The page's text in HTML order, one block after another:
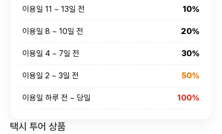
이용일 11 ~ 13일 전 10%
이용일 8 ~ 10일 전 20%
이용일 4 ~ 7일 전 30%
이용일 2 ~ 3일 전 50%
이용일 하루 전 ~ 당일 100%
택시 투어 상품